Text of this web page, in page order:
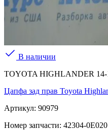
В наличии
TOYOTA HIGHLANDER 14-
Цапфа зад прав Toyota
Артикул: 90979
Номер запчасти: 42304-0E020